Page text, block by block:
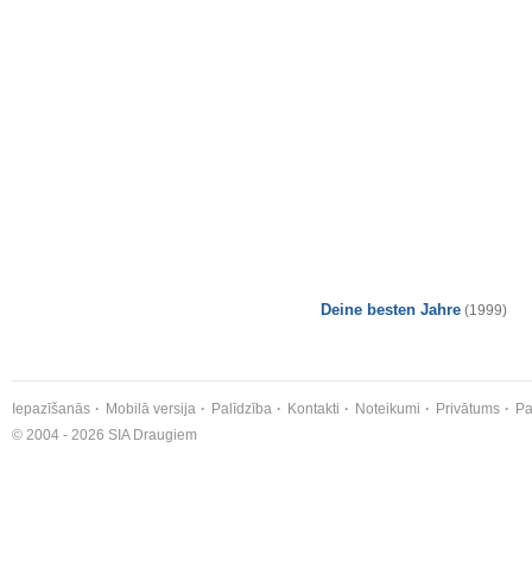
Deine besten Jahre (1999)
Iepazīšanās Mobilā versija Palīdzība Kontakti Noteikumi Privātums
© 2004 - 2026 SIA Draugiem